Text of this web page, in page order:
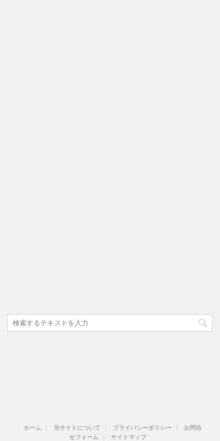
ホーム 当サイトについて プライバシーポリシー
お問合
せフォーム
サイトマップ